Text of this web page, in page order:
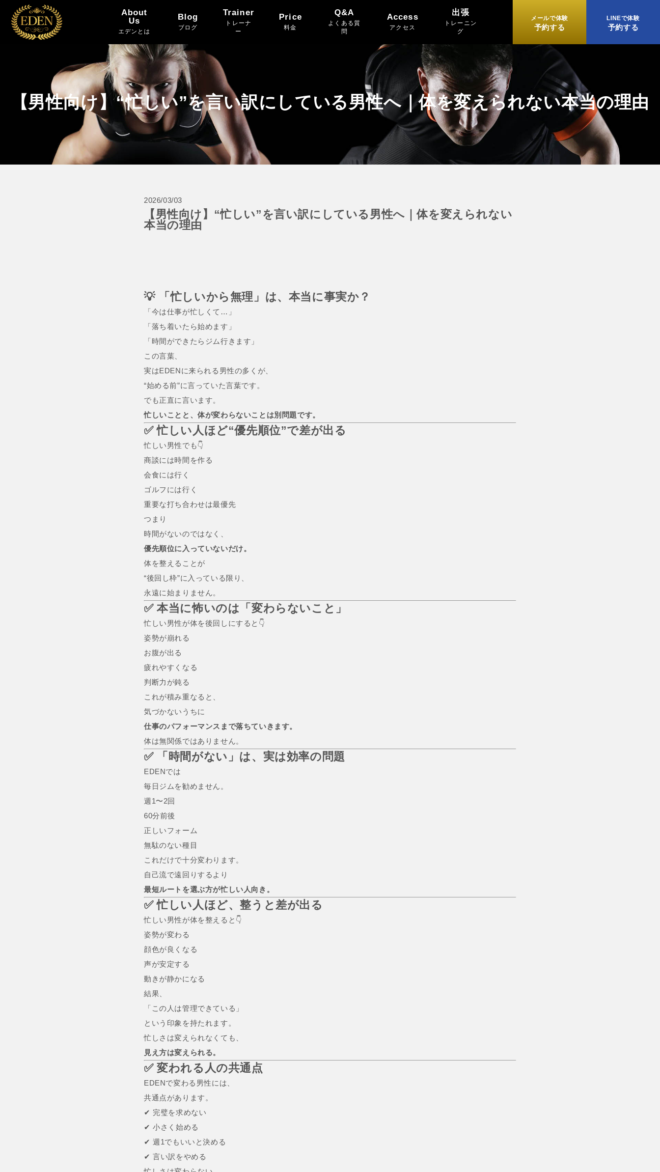
About
Us
エデンとは
Blog
ブログ
Trainer
トレーナ
ー
Price
料金
Q&A
よくある質
問
Access
アクセス
出張
トレーニン
グ
メールで体験
予約する
LINEで体験
予約する
【男性向け】“忙しい”を言い訳にしている男性へ｜体を変えられない本当の理由
2026/03/03
【男性向け】“忙しい”を言い訳にしている男性へ｜体を変えられない
本当の理由
💡 「忙しいから無理」は、本当に事実か？
「今は仕事が忙しくて…」
「落ち着いたら始めます」
「時間ができたらジム行きます」
この言葉、
実はEDENに来られる男性の多くが、
“始める前”に言っていた言葉です。
でも正直に言います。
忙しいことと、体が変わらないことは別問題です。
✅ 忙しい人ほど“優先順位”で差が出る
忙しい男性でも👇
商談には時間を作る
会食には行く
ゴルフには行く
重要な打ち合わせは最優先
つまり
時間がないのではなく、
優先順位に入っていないだけ。
体を整えることが
“後回し枠”に入っている限り、
永遠に始まりません。
✅ 本当に怖いのは「変わらないこと」
忙しい男性が体を後回しにすると👇
姿勢が崩れる
お腹が出る
疲れやすくなる
判断力が鈍る
これが積み重なると、
気づかないうちに
仕事のパフォーマンスまで落ちていきます。
体は無関係ではありません。
✅ 「時間がない」は、実は効率の問題
EDENでは
毎日ジムを勧めません。
週1〜2回
60分前後
正しいフォーム
無駄のない種目
これだけで十分変わります。
自己流で遠回りするより
最短ルートを選ぶ方が忙しい人向き。
✅ 忙しい人ほど、整うと差が出る
忙しい男性が体を整えると👇
姿勢が変わる
顔色が良くなる
声が安定する
動きが静かになる
結果、
「この人は管理できている」
という印象を持たれます。
忙しさは変えられなくても、
見え方は変えられる。
✅ 変われる人の共通点
EDENで変わる男性には、
共通点があります。
✔ 完璧を求めない
✔ 小さく始める
✔ 週1でもいいと決める
✔ 言い訳をやめる